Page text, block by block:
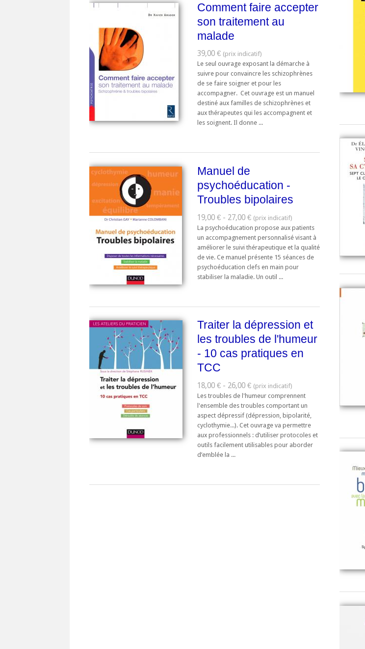
Comment faire accepter
son traitement au
malade
39,00 €
Le seul ouvrage exposant la démarche à
suivre pour convaincre les schizophrènes
de se faire soigner et pour les
accompagner. Cet ouvrage est un manuel
destiné aux familles de schizophrènes et
aux thérapeutes qui les accompagnent et
les soignent. Il donne ...
Manuel de
psychoéducation -
Troubles bipolaires
19,00 € - 27,00 €
La psychoéducation propose aux patients
un accompagnement personnalisé visant à
améliorer le suivi thérapeutique et la qualité
de vie. Ce manuel présente 15 séances de
psychoéducation clefs en main pour
stabiliser la maladie. Un outil ...
Traiter la dépression et
les troubles de l'humeur
- 10 cas pratiques en
TCC
18,00 € - 26,00 €
Les troubles de l'humeur comprennent
l'ensemble des troubles comportant un
aspect dépressif (dépression, bipolarité,
cyclothymie...). Cet ouvrage va permettre
aux professionnels : d’utiliser protocoles et
outils facilement utilisables pour aborder
d’emblée la ...